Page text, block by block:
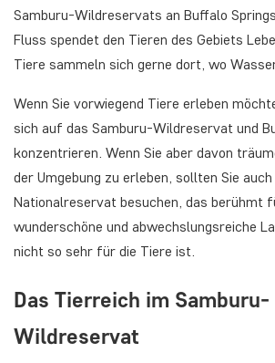
Samburu-Wildreservats an Buffalo
Fluss spendet den Tieren des Gebiets
Tiere sammeln sich gerne dort, wo
Wenn Sie vorwiegend Tiere erleben
sich auf das Samburu-Wildreservat und
konzentrieren. Wenn Sie aber davon
der Umgebung zu erleben, sollten Sie
Nationalreservat besuchen, das berühmt
wunderschöne und abwechslungsreiche
nicht so sehr für die Tiere ist.
Das Tierreich im Samburu-
Wildreservat